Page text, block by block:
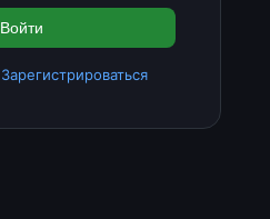
Войти
Зарегистрироваться